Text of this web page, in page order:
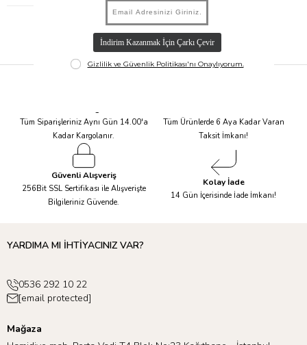
Tüm Siparişleriniz Aynı Gün 14.00'a
Kadar Kargolanır.
Tüm Ürünlerde 6 Aya Kadar Varan
Taksit İmkanı!
Güvenli Alışveriş
256Bit SSL Sertifikası ile Alışverişte
Bilgileriniz Güvende.
Kolay İade
14 Gün İçerisinde İade İmkanı!
YARDIMA MI İHTİYACINIZ VAR?
0536 292 10 22
[email protected]
Mağaza